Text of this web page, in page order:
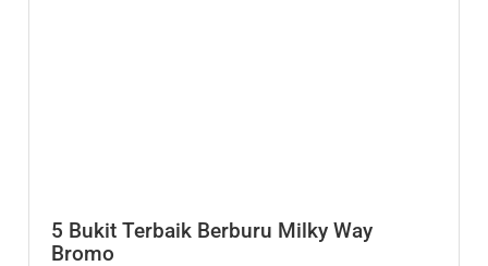
5 Bukit Terbaik Berburu Milky Way
Bromo